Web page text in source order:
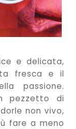
e delicata,
fresca e il
passione.
pezzetto di
non vivo,
fare a meno